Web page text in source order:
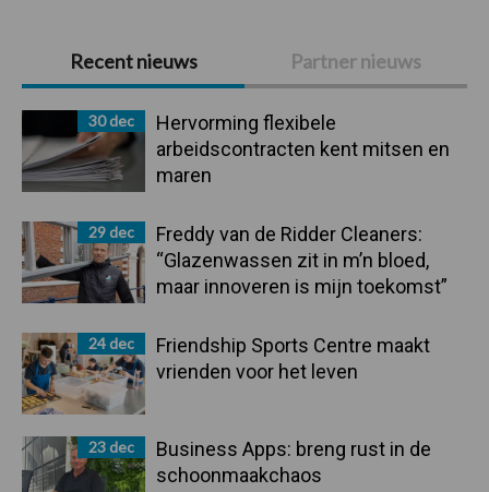
Primaire
Sidebar
Recent nieuws Partner nieuws
30 dec
Hervorming flexibele
arbeidscontracten kent mitsen en
maren
29 dec
Freddy van de Ridder Cleaners:
“Glazenwassen zit in m’n bloed,
maar innoveren is mijn toekomst”
24 dec
Friendship Sports Centre maakt
vrienden voor het leven
23 dec
Business Apps: breng rust in de
schoonmaakchaos